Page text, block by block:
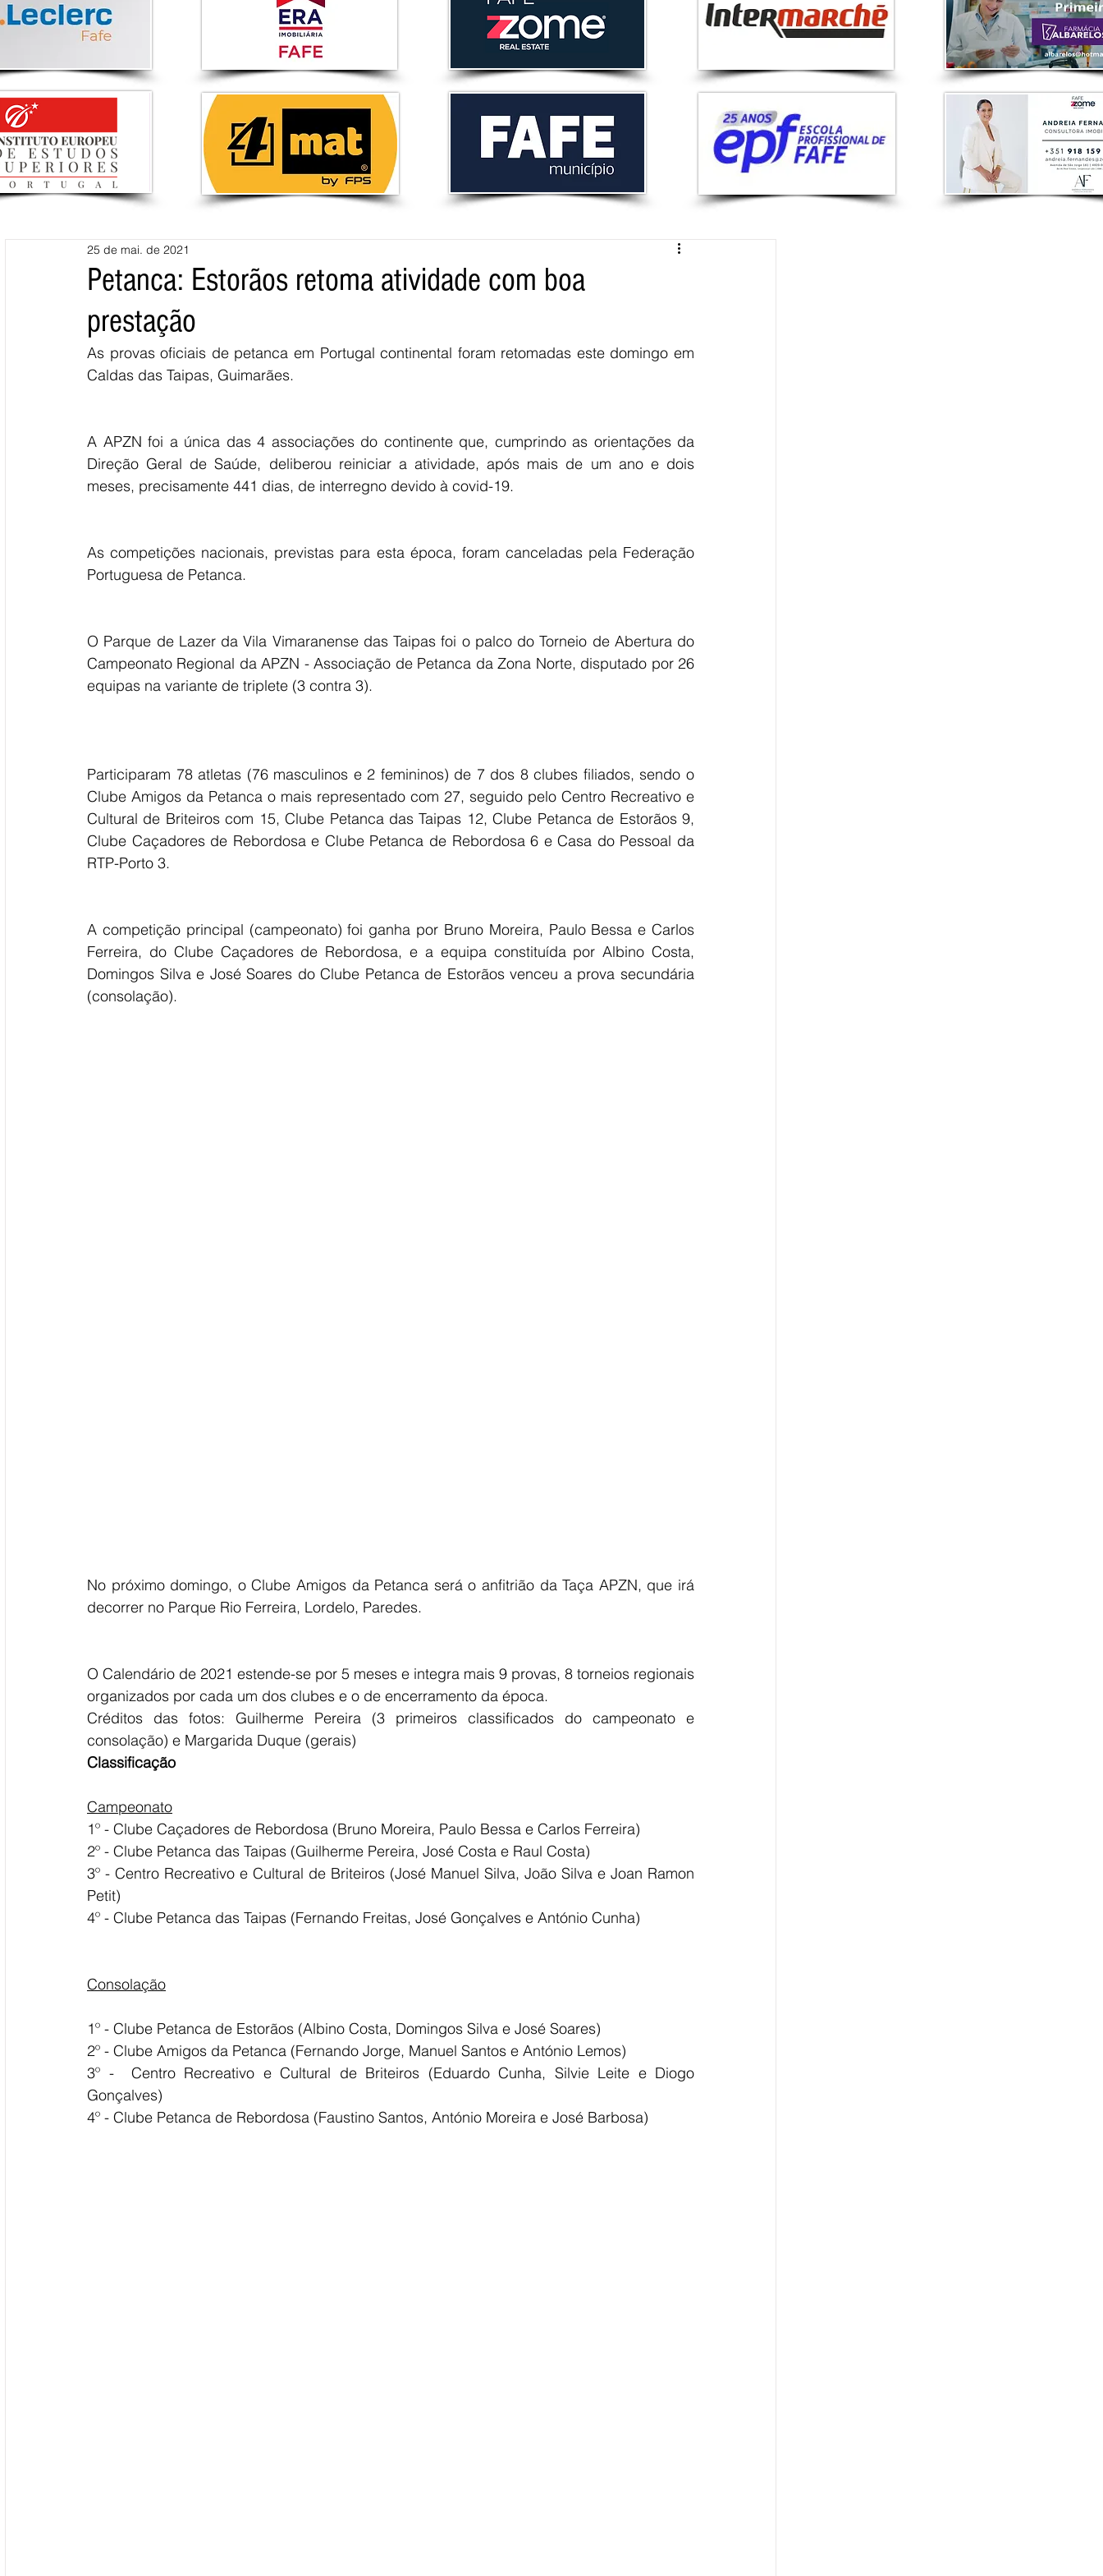
Petanca: Estorãos retoma atividade com boa
prestação
25 de mai. de 2021
As provas oficiais de petanca em Portugal continental foram retomadas este domingo em
Caldas das Taipas, Guimarães.
A APZN foi a única das 4 associações do continente que, cumprindo as orientações da
Direção Geral de Saúde, deliberou reiniciar a atividade, após mais de um ano e dois
meses, precisamente 441 dias, de interregno devido à covid-19.
As competições nacionais, previstas para esta época, foram canceladas pela Federação
Portuguesa de Petanca.
O Parque de Lazer da Vila Vimaranense das Taipas foi o palco do Torneio de Abertura do
Campeonato Regional da APZN - Associação de Petanca da Zona Norte, disputado por 26
equipas na variante de triplete (3 contra 3).
Participaram 78 atletas (76 masculinos e 2 femininos) de 7 dos 8 clubes filiados, sendo o
Clube Amigos da Petanca o mais representado com 27, seguido pelo Centro Recreativo e
Cultural de Briteiros com 15, Clube Petanca das Taipas 12, Clube Petanca de Estorãos 9,
Clube Caçadores de Rebordosa e Clube Petanca de Rebordosa 6 e Casa do Pessoal da
RTP-Porto 3.
A competição principal (campeonato) foi ganha por Bruno Moreira, Paulo Bessa e Carlos
Ferreira, do Clube Caçadores de Rebordosa, e a equipa constituída por Albino Costa,
Domingos Silva e José Soares do Clube Petanca de Estorãos venceu a prova secundária
(consolação).
No próximo domingo, o Clube Amigos da Petanca será o anfitrião da Taça APZN, que irá
decorrer no Parque Rio Ferreira, Lordelo, Paredes.
O Calendário de 2021 estende-se por 5 meses e integra mais 9 provas, 8 torneios regionais
organizados por cada um dos clubes e o de encerramento da época.
Créditos das fotos: Guilherme Pereira (3 primeiros classificados do campeonato e
consolação) e Margarida Duque (gerais)
Classificação
Campeonato
1º - Clube Caçadores de Rebordosa (Bruno Moreira, Paulo Bessa e Carlos Ferreira)
2º - Clube Petanca das Taipas (Guilherme Pereira, José Costa e Raul Costa)
3º - Centro Recreativo e Cultural de Briteiros (José Manuel Silva, João Silva e Joan Ramon
Petit)
4º - Clube Petanca das Taipas (Fernando Freitas, José Gonçalves e António Cunha)
Consolação
1º - Clube Petanca de Estorãos (Albino Costa, Domingos Silva e José Soares)
2º - Clube Amigos da Petanca (Fernando Jorge, Manuel Santos e António Lemos)
3º -  Centro Recreativo e Cultural de Briteiros (Eduardo Cunha, Silvie Leite e Diogo
Gonçalves)
4º - Clube Petanca de Rebordosa (Faustino Santos, António Moreira e José Barbosa)